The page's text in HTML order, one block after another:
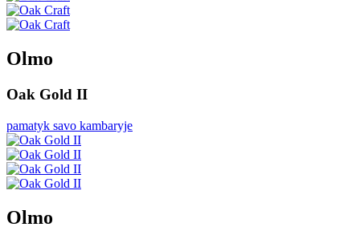
Olmo
Oak Gold II
pamatyk savo kambaryje
Olmo